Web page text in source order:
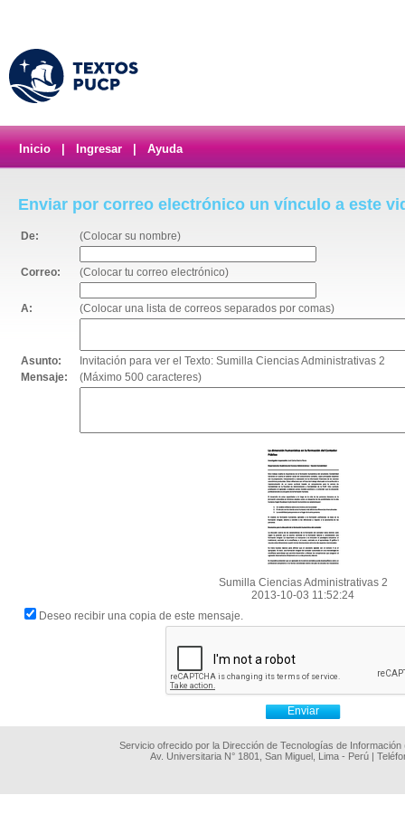
Inicio Ingresar Ayuda
Enviar por correo electrónico un vínculo a este
De: (Colocar su nombre)
Correo: (Colocar tu correo electrónico)
A: (Colocar una lista de correos separados por comas)
Asunto:
Invitación para ver el Texto: Sumilla Ciencias Administrativas 2
Mensaje:
(Máximo 500 caracteres)
Sumilla Ciencias Administrativas 2
2013-10-03 11:52:24
Deseo recibir una copia de este mensaje.
Servicio ofrecido por la Dirección de Tecnologías de
Av. Universitaria N° 1801, San Miguel, Lima - Perú |